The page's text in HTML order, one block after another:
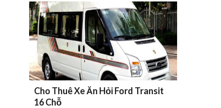
Cho Thuê Xe Ăn Hỏi Ford Transit
16 Chỗ